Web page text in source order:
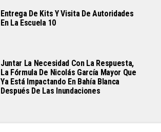
Entrega De Kits Y Visita De Autoridades
En La Escuela 10
Juntar La Necesidad Con La Respuesta,
La Fórmula De Nicolás García Mayor Que
Ya Está Impactando En Bahía Blanca
Después De Las Inundaciones